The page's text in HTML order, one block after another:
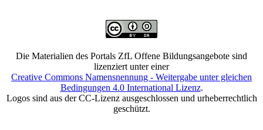
Die Materialien des Portals ZfL Offene Bildungsangebote sind
lizenziert unter einer
Creative Commons Namensnennung - Weitergabe unter gleichen
Bedingungen 4.0 International Lizenz.
Logos sind aus der CC-Lizenz ausgeschlossen und urheberrechtlich
geschützt.